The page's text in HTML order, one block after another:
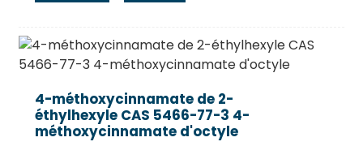
4-méthoxycinnamate de 2-
éthylhexyle CAS 5466-77-3 4-
méthoxycinnamate d'octyle